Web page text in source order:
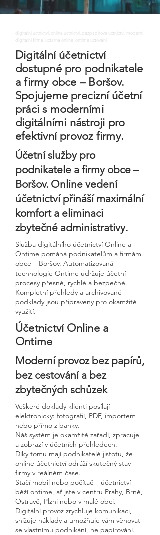
digitalni uctnictvi, online uctnictvi, bezpapirove uctnictvi, moderni
digitalni firma, uctarna online, ontime uctovani
Digitální účetnictví
dostupné pro podnikatele
a firmy obce – Boršov.
Spojujeme precizní účetní
práci s moderními
digitálními nástroji pro
efektivní provoz firmy.
Účetní služby pro
podnikatele a firmy obce –
Boršov. Online vedení
účetnictví přináší maximální
komfort a eliminaci
zbytečné administrativy.
Služba digitálního účetnictví Online a
Ontime pomáhá podnikatelům a firmám
obce – Boršov. Automatizovaná
technologie Ontime udržuje účetní
procesy přesné, rychlé a bezpečné.
Kompletní přehledy a archivované
podklady jsou připraveny pro okamžité
využití.
Účetnictví Online a
Ontime
Moderní provoz bez papírů,
bez cestování a bez
zbytečných schůzek
Veškeré doklady klienti posílají
elektronicky: fotografií, PDF, importem
nebo přímo z banky.
Náš systém je okamžitě zařadí, zpracuje
a zobrazí v účetních přehledech.
Díky tomu mají podnikatelé jistotu, že
online účetnictví odráží skutečný stav
firmy v reálném čase.
Stačí mobil nebo počítač – účetnictví
běží ontime, ať jste v centru Prahy, Brně,
Ostravě, Plzni nebo v malé obci.
Digitální provoz zrychluje komunikaci,
snižuje náklady a umožňuje vám věnovat
se vlastnímu podnikání, ne papírování.